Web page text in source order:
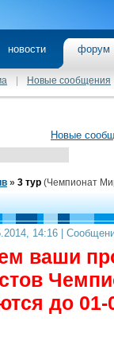
новости
Новые сообщения
Новые
» 3 тур (Чемпионат
14:16 |
ваши
до